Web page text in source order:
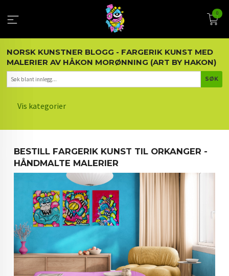
innholdet
0
NORSK KUNSTNER BLOGG - FARGERIK KUNST MED
MALERIER AV HÅKON MORØNNING (ART BY HAKON)
Vis kategorier
KUNST OG KUNSTNEREN
MALERIER BLOGG
ARTIKLER OM KUNST
INTERIØR OG KUNST
KUNST INVESTERING
KUNSTSTILER
BESTILL FARGERIK KUNST TIL ORKANGER -
HÅNDMALTE MALERIER